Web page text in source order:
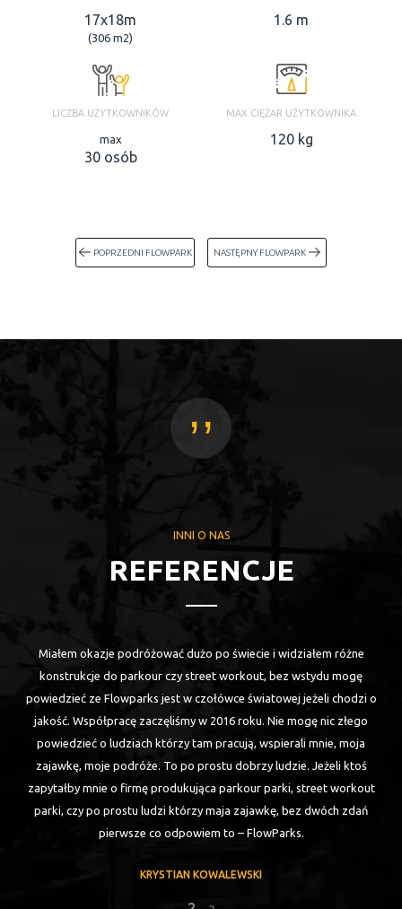
17x18m
(306 m2)
1.6 m
LICZBA UŻYTKOWNIKÓW
max
30 osób
MAX CIĘŻAR UŻYTKOWNIKA
120 kg
POPRZEDNI FLOWPARK NASTĘPNY FLOWPARK
INNI O NAS
REFERENCJE
,,
"Pierwszy kontakt z Flowparkiem miałem w Nidzicy, gdzie moje ziomki
budowały pierwszy park do street workout. Park wyszedł pierwsza
klasa. Pomimo tego, że było to prawie 5 lat temu, park stoi wciąż
zadbany, stabilny i wytrzymały. Trenuje parkour, wiec każda konstrukcja
na której skacze musi mieć +1000 do wytrzymałości. Flowparki takie są.
W 2016 odwiedziłem kolejny park w Norwegii. Bez dwóch zdań
najlepszy parkour park na jakim byłem. Oprócz tego skakałem na
różnych parkach zbudowanych przez Flowparks. Każdy był naprawdę
dobrze zrobiony
KRYSTIAN KOWALEWSKI